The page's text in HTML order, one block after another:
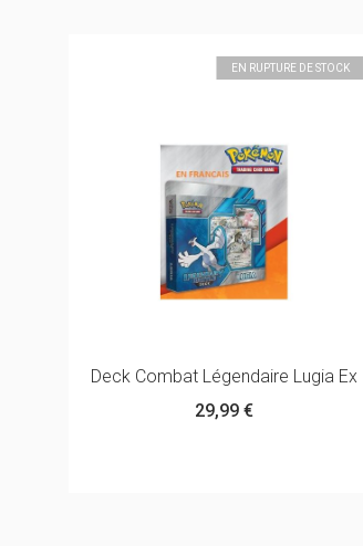
EN RUPTURE DE STOCK
Deck Combat Légendaire Lugia Ex
29,99 €